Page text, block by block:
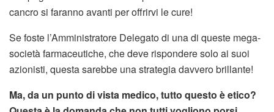
cancro si faranno avanti per offrirvi le cure!
Se foste l’Amministratore Delegato di una di queste mega-
società farmaceutiche, che deve rispondere solo ai suoi
azionisti, questa sarebbe una strategia davvero brillante!
Ma, da un punto di vista medico, tutto questo è etico?